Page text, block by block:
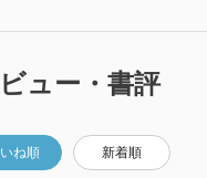
ュー・書評
ね順 新着順